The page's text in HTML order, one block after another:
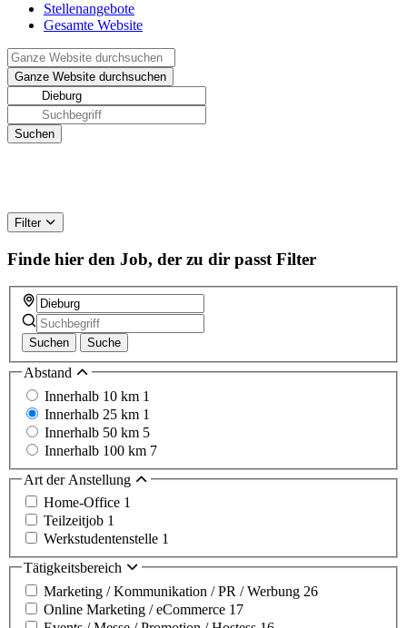
Stellenangebote
Gesamte Website
Filter
Finde hier den Job, der zu dir passt Filter
Suchen Suche
Abstand
Innerhalb 10 km 1
Innerhalb 25 km 1
Innerhalb 50 km 5
Innerhalb 100 km 7
Art der Anstellung
Home-Office 1
Teilzeitjob 1
Werkstudentenstelle 1
Tätigkeitsbereich
Marketing / Kommunikation / PR / Werbung 26
Online Marketing / eCommerce 17